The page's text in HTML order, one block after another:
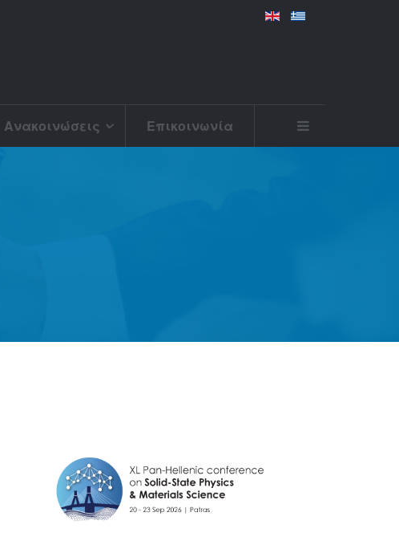
Ανακοινώσεις Επικοινωνία